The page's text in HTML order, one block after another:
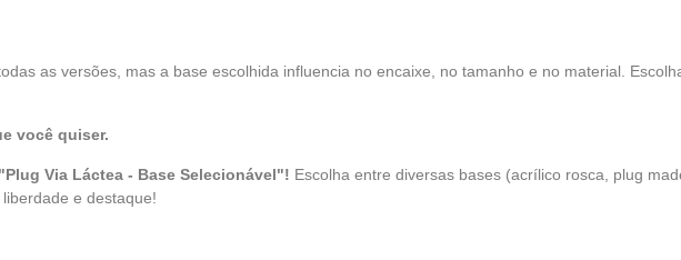
as versões, mas a base escolhida influencia no encaixe, no tamanho e no material.
você quiser.
Via Láctea - Base Selecionável"! Escolha entre diversas bases (acrílico rosca, plug
e destaque!